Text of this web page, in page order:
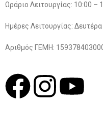
Ωράριο Λειτουργίας: 10:00 –
Ημέρες Λειτουργίας:
Αριθμός ΓΕΜΗ: